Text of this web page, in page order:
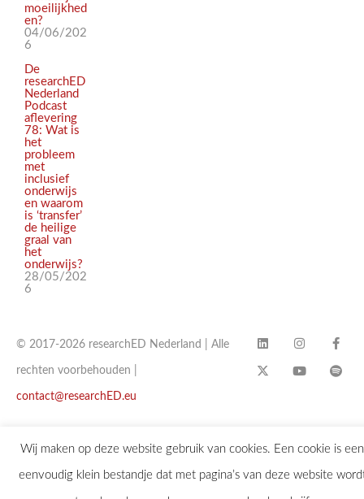
moeilijkhed
en?
04/06/202
6
De
researchED
Nederland
Podcast
aflevering
78: Wat is
het
probleem
met
inclusief
onderwijs
en waarom
is ‘transfer’
de heilige
graal van
het
onderwijs?
28/05/202
6
© 2017-2026 researchED Nederland | Alle
rechten voorbehouden |
contact@researchED.eu
Wij maken op deze website gebruik van cookies. Een cookie is een
eenvoudig klein bestandje dat met pagina’s van deze website